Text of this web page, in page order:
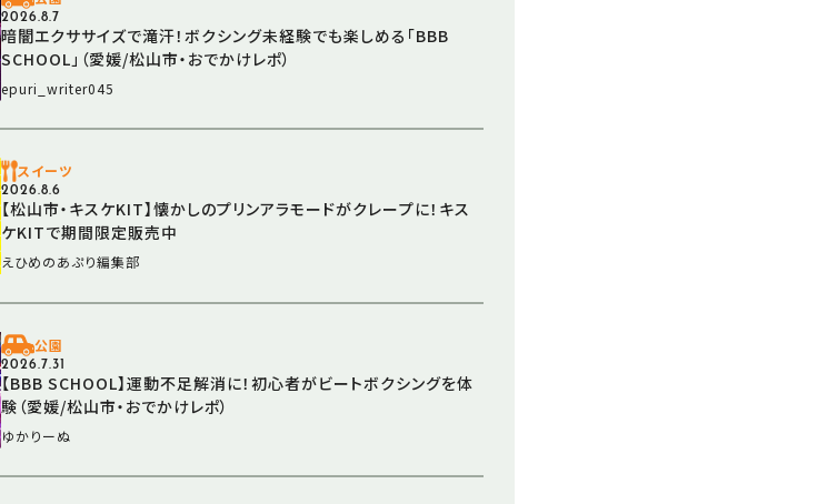
2026.8.7
暗闇エクササイズで滝汗！ボクシング未経験でも楽しめる「BBB
SCHOOL」（愛媛/松山市・おでかけレポ）
epuri_writer045
スイーツ
2026.8.6
【松山市・キスケKIT】懐かしのプリンアラモードがクレープに！キス
ケKITで期間限定販売中
えひめのあぷり編集部
公園
2026.7.31
【BBB SCHOOL】運動不足解消に！初心者がビートボクシングを体
験（愛媛/松山市・おでかけレポ）
ゆかりーぬ